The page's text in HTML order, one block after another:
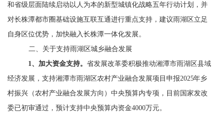
和省级层面陆续启动以人为本的新型城镇化战略五年行动计划，并
对长株潭都市圈基础设施互联互通进行重点支持，建议雨湖区立足
自身区位优势，加快融入长株潭一体化发展。
二、关于支持雨湖区城乡融合发展
1 、加大资金支持。 省发展改革委积极推动湘潭市雨湖区县域
经济发展，支持湘潭市雨湖区农村产业融合发展项目申报2025年乡
村振兴（农村产业融合发展方向）中央预算内专项，目前国家发改
委已初审通过，预计支持中央预算内资金4000万元。